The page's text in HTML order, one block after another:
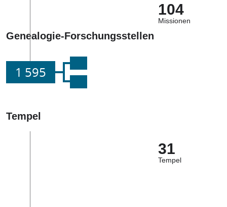
104
Missionen
Genealogie-Forschungsstellen
1 595
Tempel
31
Tempel